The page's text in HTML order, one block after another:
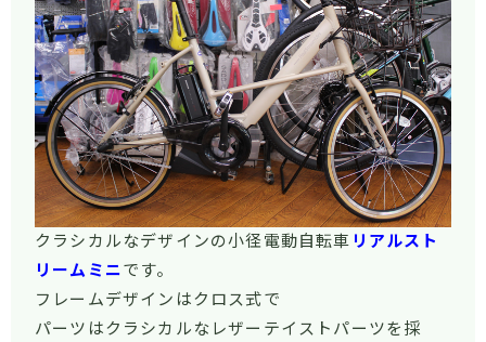
クラシカルなデザインの小径電動自転車 リアルスト
リームミニです。
フレームデザインはクロス式で
パーツはクラシカルなレザーテイストパーツを採